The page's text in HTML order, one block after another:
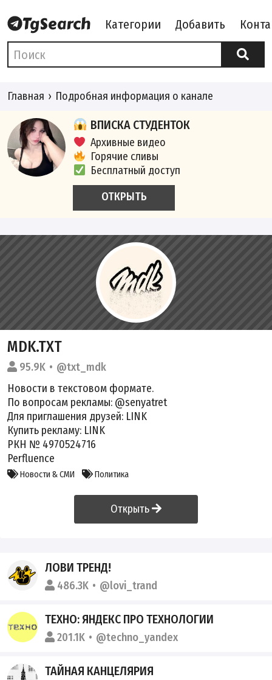
Категории Добавить
Главная Подробная информация о канале
ВПИСКА СТУДЕНТОК
Архивные видео
Горячие сливы
Бесплатный доступ
ОТКРЫТЬ
MDK.TXT
95.9K
@txt_mdk
Новости в текстовом формате.
По вопросам рекламы: @senyatret
Для приглашения друзей: LINK
Купить рекламу: LINK
РКН № 4970524716
Perfluence
Новости & СМИ Политика
Открыть
ЛОВИ ТРЕНД!
486.3K @lovi_trand
ТЕХНО: ЯНДЕКС ПРО ТЕХНОЛОГИИ
201.1K @techno_yandex
ТАЙНАЯ КАНЦЕЛЯРИЯ